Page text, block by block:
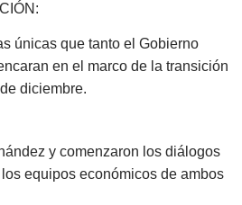
únicas que tanto el Gobierno
en el marco de la transición
diciembre.
y comenzaron los diálogos
equipos económicos de ambos